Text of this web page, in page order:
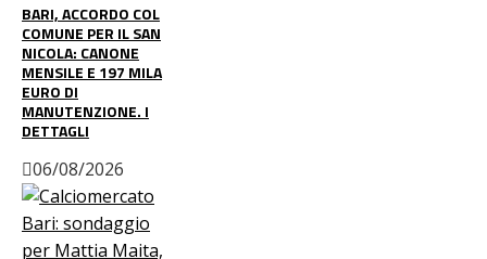
BARI, ACCORDO COL
COMUNE PER IL SAN
NICOLA: CANONE
MENSILE E 197 MILA
EURO DI
MANUTENZIONE. I
DETTAGLI
06/08/2026